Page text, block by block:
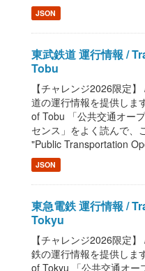
JSON
東武鉄道 運行情報 /
Tobu
【チャレンジ2026限定
道の運行情報を提供しま
of Tobu 「公共交通オー
センス」をよく読んで、
"Public Transportation
JSON
東急電鉄 運行情報 /
Tokyu
【チャレンジ2026限定
鉄の運行情報を提供しま
of Tokyu 「公共交通オー